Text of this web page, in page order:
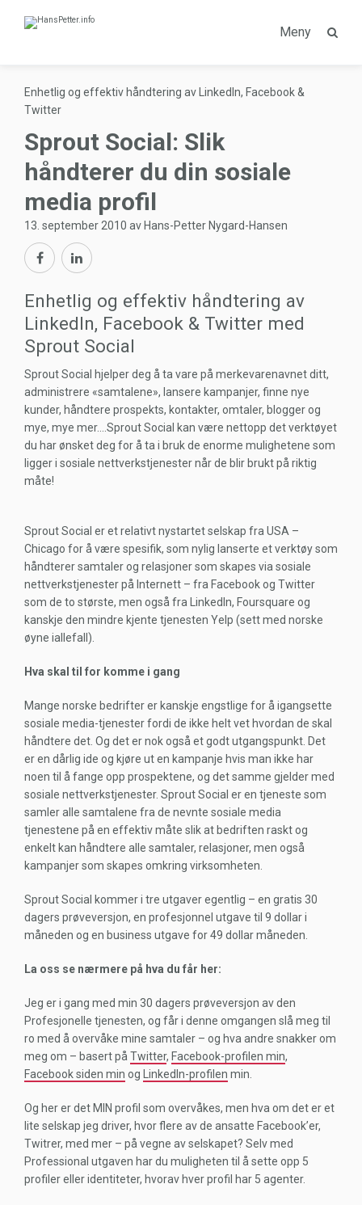
Meny
Enhetlig og effektiv håndtering av LinkedIn, Facebook &
Twitter
Sprout Social: Slik
håndterer du din sosiale
media profil
13. september 2010 av Hans-Petter Nygard-Hansen
Enhetlig og effektiv håndtering av
LinkedIn, Facebook & Twitter med
Sprout Social
Sprout Social hjelper deg å ta vare på merkevarenavnet ditt,
administrere «samtalene», lansere kampanjer, finne nye
kunder, håndtere prospekts, kontakter, omtaler, blogger og
mye, mye mer….Sprout Social kan være nettopp det verktøyet
du har ønsket deg for å ta i bruk de enorme mulighetene som
ligger i sosiale nettverkstjenester når de blir brukt på riktig
måte!
Sprout Social er et relativt nystartet selskap fra USA –
Chicago for å være spesifik, som nylig lanserte et verktøy som
håndterer samtaler og relasjoner som skapes via sosiale
nettverkstjenester på Internett – fra Facebook og Twitter
som de to største, men også fra LinkedIn, Foursquare og
kanskje den mindre kjente tjenesten Yelp (sett med norske
øyne iallefall).
Hva skal til for komme i gang
Mange norske bedrifter er kanskje engstlige for å igangsette
sosiale media-tjenester fordi de ikke helt vet hvordan de skal
håndtere det. Og det er nok også et godt utgangspunkt. Det
er en dårlig ide og kjøre ut en kampanje hvis man ikke har
noen til å fange opp prospektene, og det samme gjelder med
sosiale nettverkstjenester. Sprout Social er en tjeneste som
samler alle samtalene fra de nevnte sosiale media
tjenestene på en effektiv måte slik at bedriften raskt og
enkelt kan håndtere alle samtaler, relasjoner, men også
kampanjer som skapes omkring virksomheten.
Sprout Social kommer i tre utgaver egentlig – en gratis 30
dagers prøveversjon, en profesjonnel utgave til 9 dollar i
måneden og en business utgave for 49 dollar måneden.
La oss se nærmere på hva du får her:
Jeg er i gang med min 30 dagers prøveversjon av den
Profesjonelle tjenesten, og får i denne omgangen slå meg til
ro med å overvåke mine samtaler – og hva andre snakker om
meg om – basert på Twitter, Facebook-profilen min,
Facebook siden min og LinkedIn-profilen min.
Og her er det MIN profil som overvåkes, men hva om det er et
lite selskap jeg driver, hvor flere av de ansatte Facebook’er,
Twitrer, med mer – på vegne av selskapet? Selv med
Professional utgaven har du muligheten til å sette opp 5
profiler eller identiteter, hvorav hver profil har 5 agenter.